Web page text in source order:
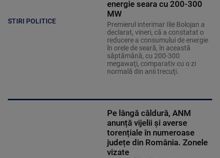
STIRI POLITICE
energie seara cu 200-300
MW
Premierul interimar Ilie Bolojan a
declarat, vineri, că a constatat o
reducere a consumului de energie
în orele de seară, în această
săptămână, cu 200-300
megawaţi, comparativ cu o zi
normală din anii trecuţi.
Pe lângă căldură, ANM
anunță vijelii și averse
torențiale în numeroase
județe din România. Zonele
vizate